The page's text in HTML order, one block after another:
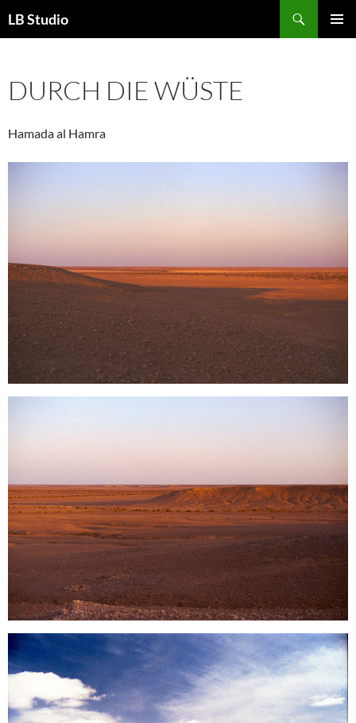
Inhalt
LB Studio
DURCH DIE WÜSTE
Hamada al Hamra